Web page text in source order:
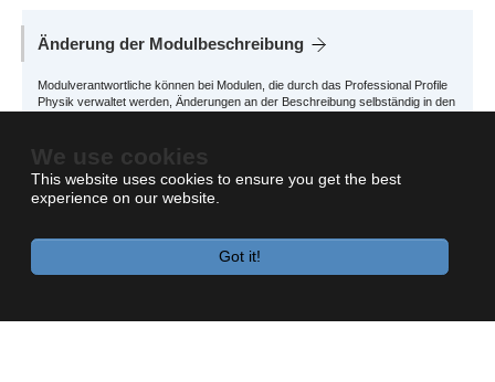
We use cookies
This website uses cookies to ensure you get the best
experience on our website.
Got it!
Änderung der Modulbeschreibung
Modulverantwortliche können bei Modulen, die durch das Professional Profile
Physik verwaltet werden, Änderungen an der Beschreibung selbständig in den
Für andere Module wenden Sie sich bitte an das zuständige School Office